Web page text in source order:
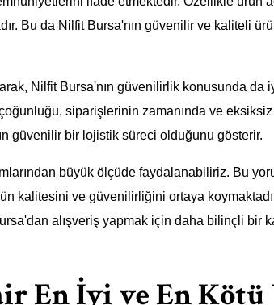
Bu da Nilfit Bursa'nın güvenilir ve kaliteli
Nilfit Bursa'nın güvenilirlik konusunda da
siparişlerinin zamanında ve
güvenilir bir lojistik süreci olduğunu gösterir.
büyük ölçüde faydalanabiliriz. Bu
kalitesini ve güvenilirliğini ortaya
alışveriş yapmak için daha bilinçli bir
En İyi ve En Kötü